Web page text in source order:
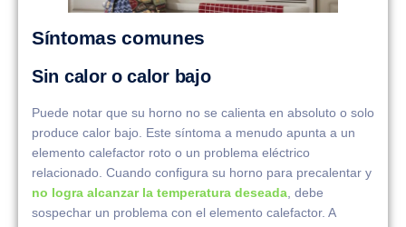
Síntomas comunes
Sin calor o calor bajo
Puede notar que su horno no se calienta en absoluto o solo
produce calor bajo. Este síntoma a menudo apunta a un
elemento calefactor roto o un problema eléctrico
relacionado. Cuando configura su horno para precalentar y
no logra alcanzar la temperatura deseada , debe
sospechar un problema con el elemento calefactor. A